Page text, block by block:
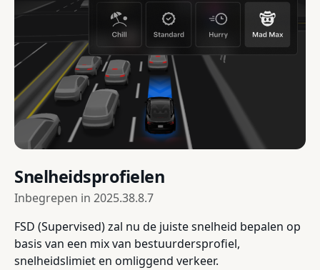
Snelheidsprofielen
Inbegrepen in 2025.38.8.7
FSD (Supervised) zal nu de juiste snelheid bepalen op
basis van een mix van bestuurdersprofiel,
snelheidslimiet en omliggend verkeer.